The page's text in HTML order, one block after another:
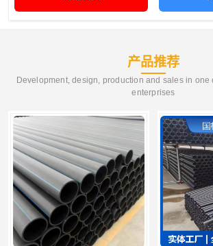
产品推荐
Development, design, production and sales in one
enterprises